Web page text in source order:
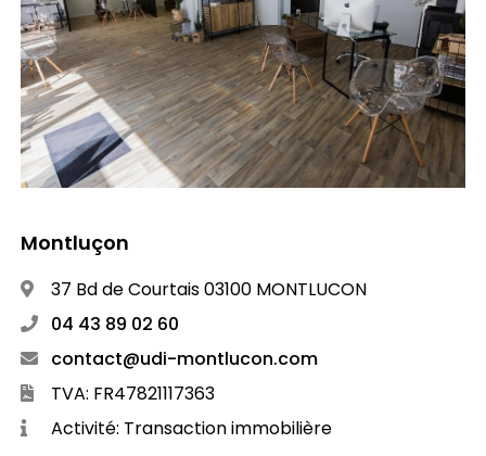
Montluçon
37 Bd de Courtais 03100 MONTLUCON
04 43 89 02 60
contact@udi-montlucon.com
TVA: FR47821117363
Activité: Transaction immobilière